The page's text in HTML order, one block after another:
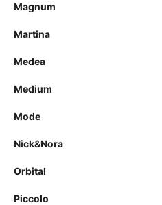
Magnum
Martina
Medea
Medium
Mode
Nick&Nora
Orbital
Piccolo